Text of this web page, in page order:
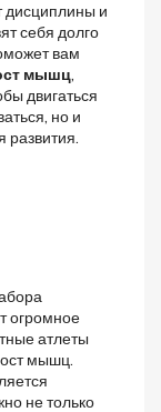
дисциплины и
себя долго
вам
мышц,
двигаться
но и
развития.
огромное
атлеты
мышц.
не только